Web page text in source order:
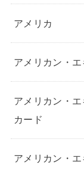
アメリカ
アメリカン・エ
アメリカン・
カード
アメリカン・